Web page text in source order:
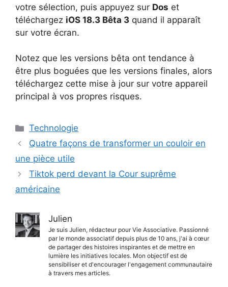
votre sélection, puis appuyez sur Dos et
téléchargez iOS 18.3 Bêta 3 quand il apparaît
sur votre écran.
Notez que les versions bêta ont tendance à
être plus boguées que les versions finales, alors
téléchargez cette mise à jour sur votre appareil
principal à vos propres risques.
Catégories
Technologie
Quatre façons de transformer un couloir en
une pièce utile
Tiktok perd devant la Cour suprême
américaine
Julien
Je suis Julien, rédacteur pour Vie Associative. Passionné
par le monde associatif depuis plus de 10 ans, j'ai à cœur
de partager des histoires inspirantes et de mettre en
lumière les initiatives locales. Mon objectif est de
sensibiliser et d'encourager l'engagement communautaire
à travers mes articles.